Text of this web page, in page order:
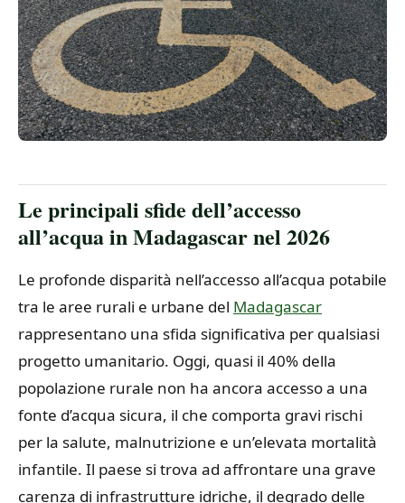
Le principali sfide dell’accesso
all’acqua in Madagascar nel 2026
Le profonde disparità nell’accesso all’acqua potabile
tra le aree rurali e urbane del Madagascar
rappresentano una sfida significativa per qualsiasi
progetto umanitario. Oggi, quasi il 40% della
popolazione rurale non ha ancora accesso a una
fonte d’acqua sicura, il che comporta gravi rischi
per la salute, malnutrizione e un’elevata mortalità
infantile. Il paese si trova ad affrontare una grave
carenza di infrastrutture idriche, il degrado delle